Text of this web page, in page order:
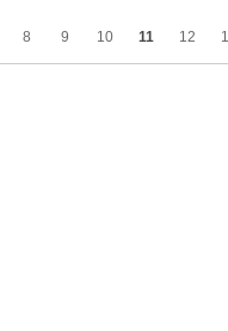
8 9 10 11 12